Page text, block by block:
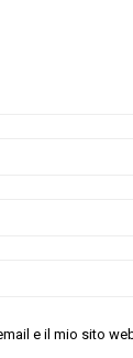
e il mio sito